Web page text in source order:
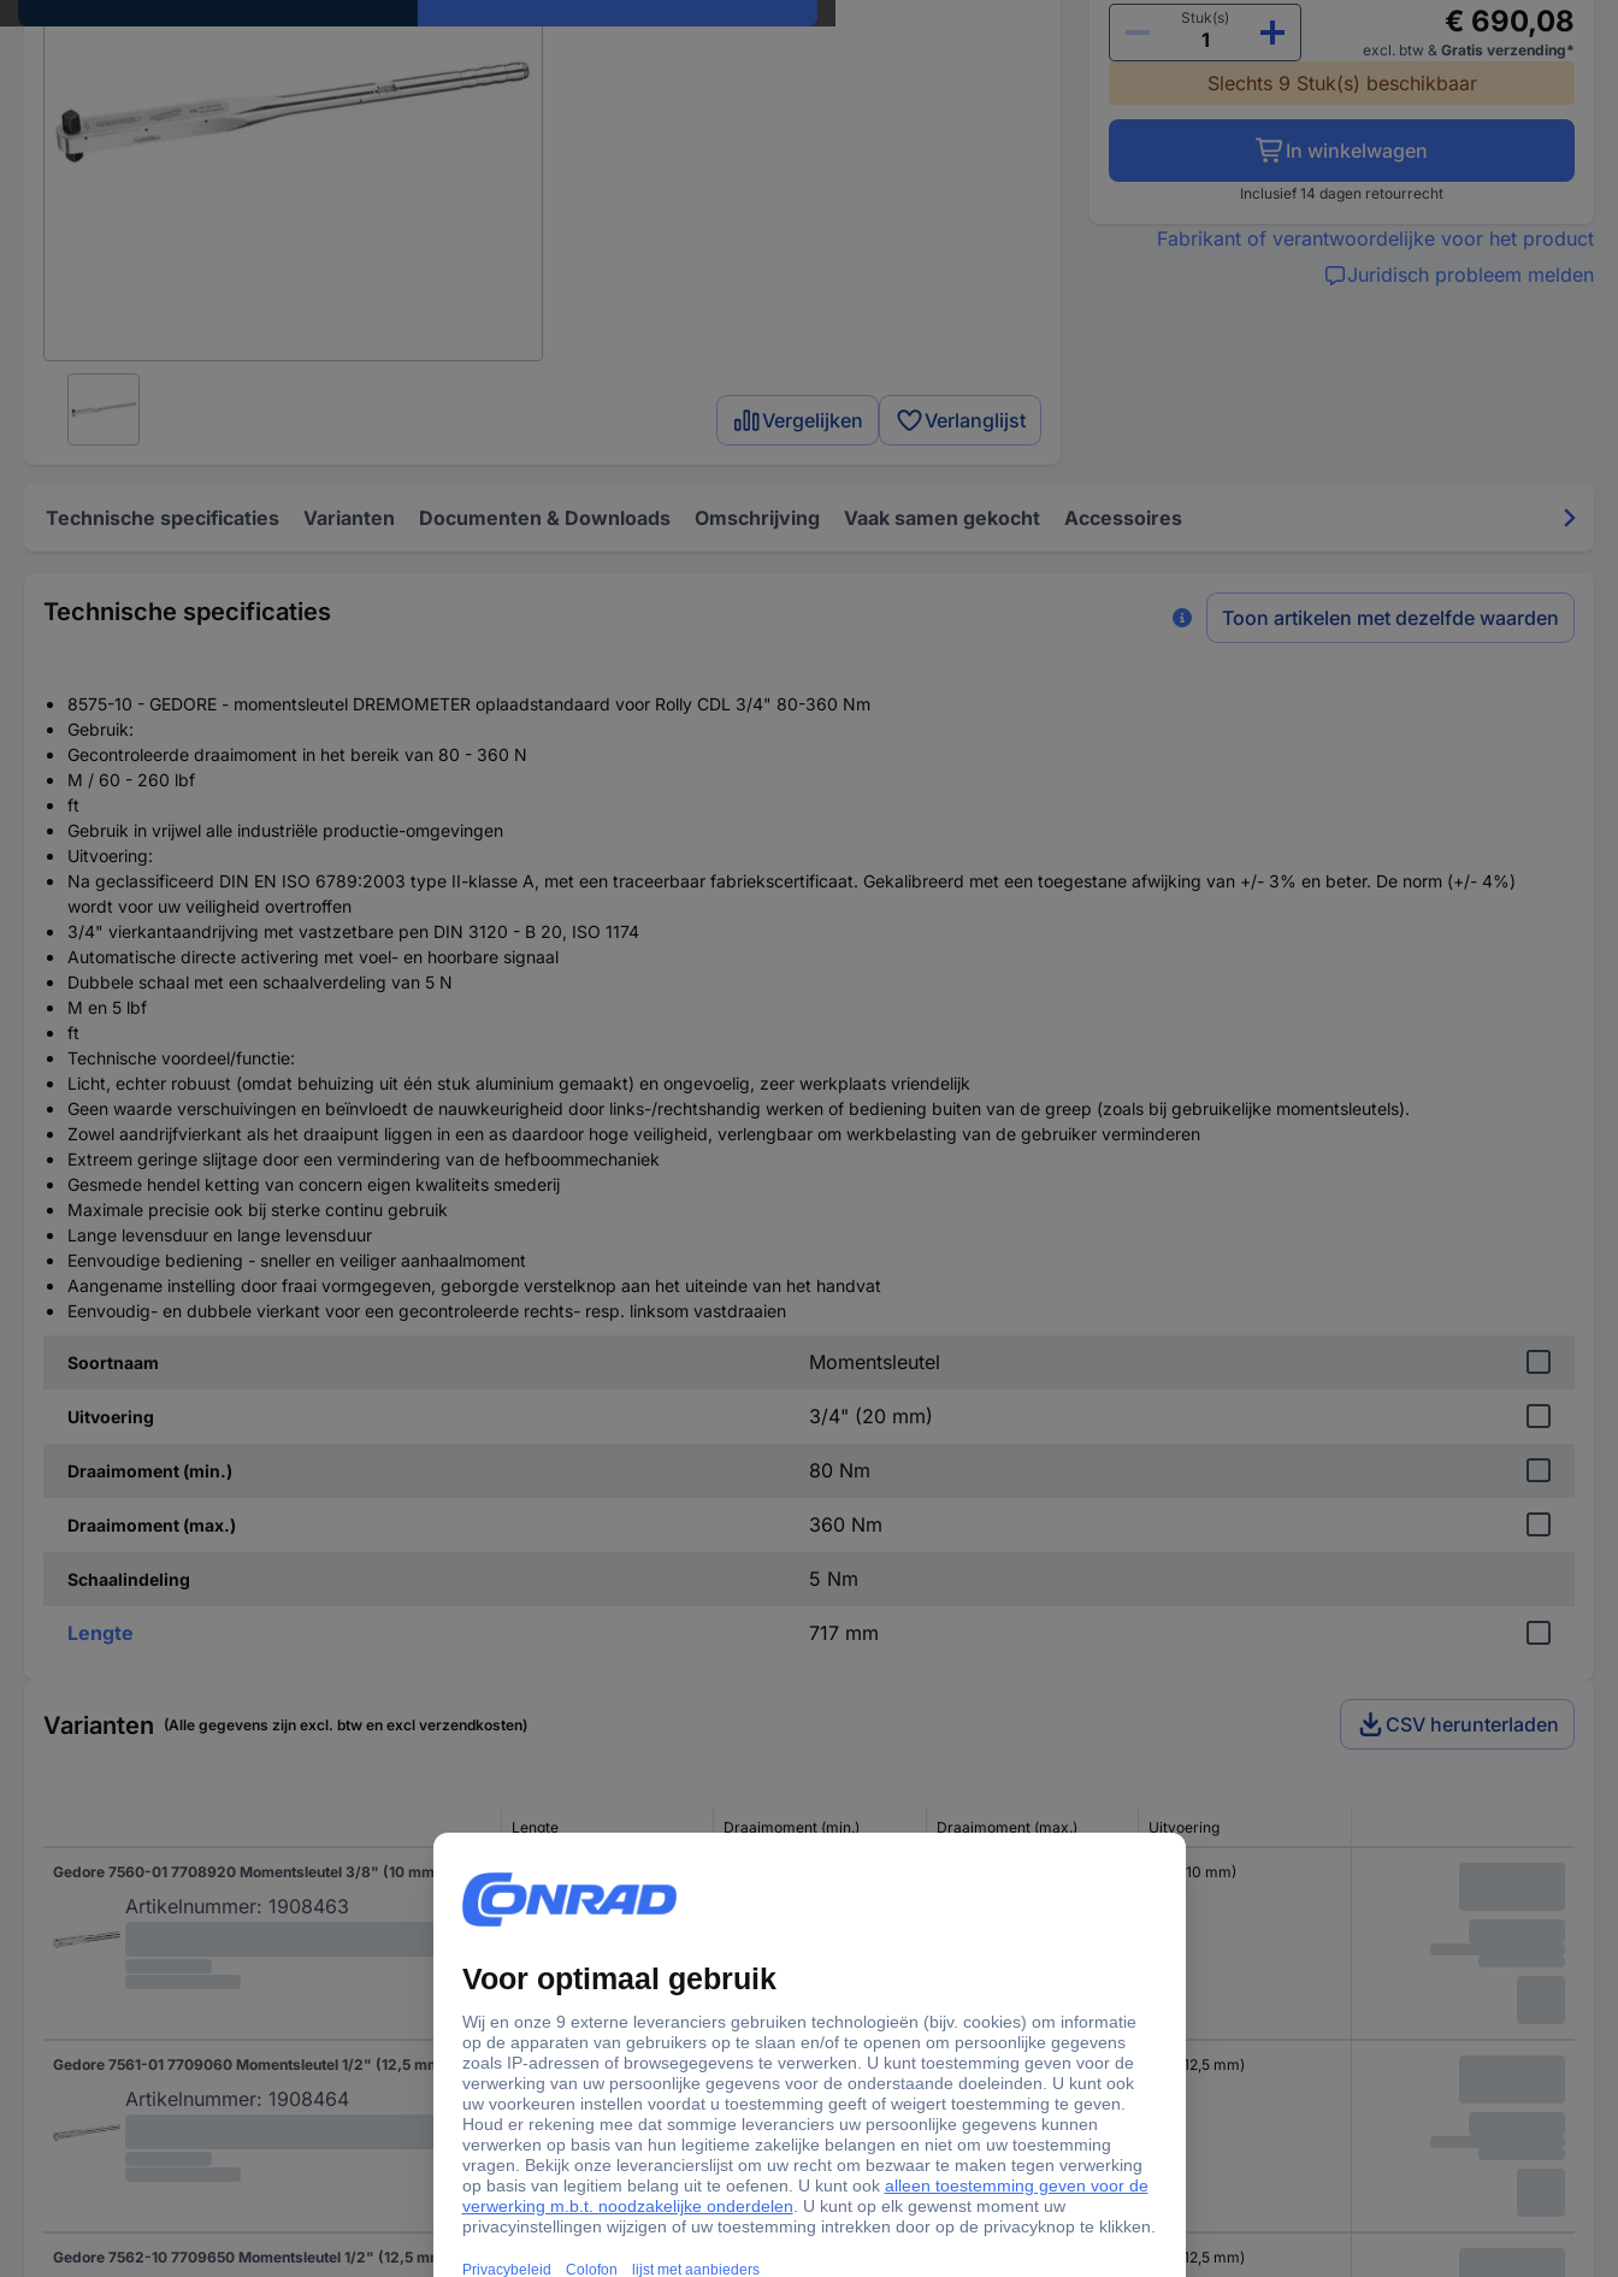
Vergelijken Verlanglijst
Stuk(s)
€ 690,08
excl. btw & Gratis verzending*
Slechts 9 Stuk(s) beschikbaar
In winkelwagen
Inclusief 14 dagen retourrecht
Fabrikant of verantwoordelijke voor het product
Juridisch probleem melden
Technische specificaties Varianten Documenten & Downloads Omschrijving Vaak samen gekocht Accessoires
Technische specificaties Toon artikelen met dezelfde waarden
8575-10 - GEDORE - momentsleutel DREMOMETER oplaadstandaard voor Rolly CDL 3/4" 80-360 Nm
Gebruik:
Gecontroleerde draaimoment in het bereik van 80 - 360 N
M / 60 - 260 lbf
ft
Gebruik in vrijwel alle industriële productie-omgevingen
Uitvoering:
Na geclassificeerd DIN EN ISO 6789:2003 type II-klasse A, met een traceerbaar fabriekscertificaat. Gekalibreerd met een toegestane afwijking van +/- 3% en beter. De norm (+/- 4%)
wordt voor uw veiligheid overtroffen
3/4" vierkantaandrijving met vastzetbare pen DIN 3120 - B 20, ISO 1174
Automatische directe activering met voel- en hoorbare signaal
Dubbele schaal met een schaalverdeling van 5 N
M en 5 lbf
ft
Technische voordeel/functie:
Licht, echter robuust (omdat behuizing uit één stuk aluminium gemaakt) en ongevoelig, zeer werkplaats vriendelijk
Geen waarde verschuivingen en beïnvloedt de nauwkeurigheid door links-/rechtshandig werken of bediening buiten van de greep (zoals bij gebruikelijke momentsleutels).
Zowel aandrijfvierkant als het draaipunt liggen in een as daardoor hoge veiligheid, verlengbaar om werkbelasting van de gebruiker verminderen
Extreem geringe slijtage door een vermindering van de hefboommechaniek
Gesmede hendel ketting van concern eigen kwaliteits smederij
Maximale precisie ook bij sterke continu gebruik
Lange levensduur en lange levensduur
Eenvoudige bediening - sneller en veiliger aanhaalmoment
Aangename instelling door fraai vormgegeven, geborgde verstelknop aan het uiteinde van het handvat
Eenvoudig- en dubbele vierkant voor een gecontroleerde rechts- resp. linksom vastdraaien
Soortnaam Momentsleutel
Uitvoering 3/4" (20 mm)
Draaimoment (min.) 80 Nm
Draaimoment (max.) 360 Nm
Schaalindeling 5 Nm
Lengte 717 mm
Varianten (Alle gegevens zijn excl. btw en excl verzendkosten) CSV herunterladen
Lengte Draaimoment (min.) Draaimoment (max.) Uitvoering
Gedore 7560-01 7708920 Momentsleutel 3/8" (10 mm) 8 - 40 Nm
Artikelnummer: 1908463
326.5 mm 3/8" (10 mm)
Gedore 7561-01 7709060 Momentsleutel 1/2" (12,5 mm) 25 - 120 Nm
Artikelnummer: 1908464
450 mm 25 Nm 120 Nm 1/2" (12,5 mm)
1/2" (12,5 mm)